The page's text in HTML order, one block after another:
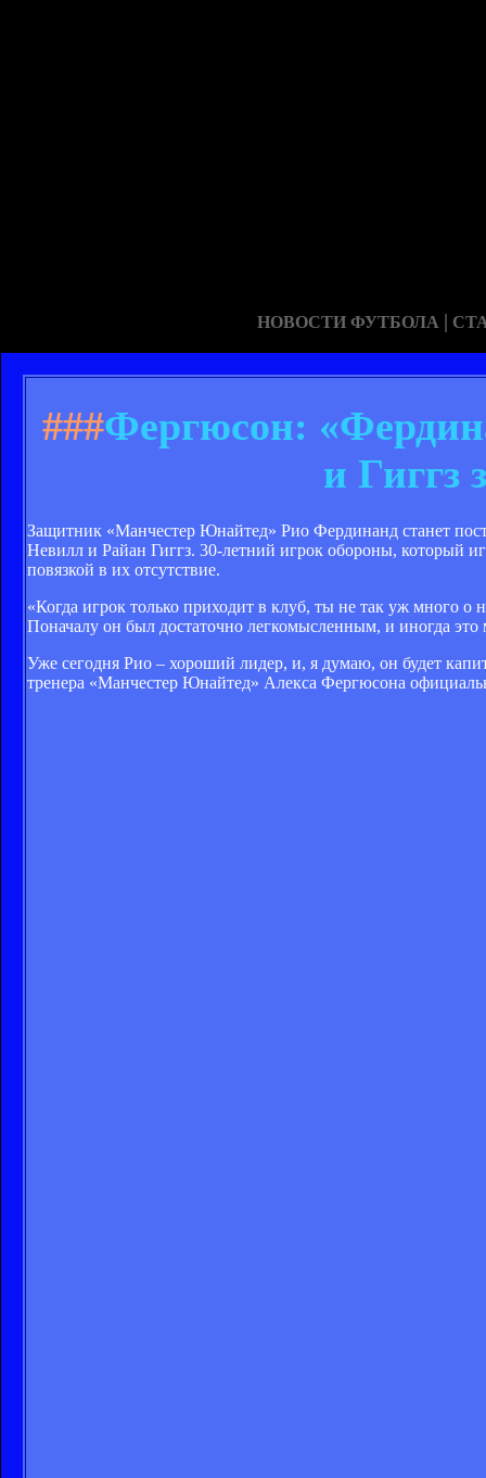
НОВОСТИ ФУТБОЛА |
###Фергюсон:
и Гиггз
Защитник «Манчестер Юнайтед» Рио Фердинанд станет
Невилл и Райан Гиггз. 30-летний игрок обороны, который
повязкой в их отсутствие.
«Когда игрок только приходит в клуб, ты не так уж много
Поначалу он был достаточно легкомысленным, и иногда
Уже сегодня Рио – хороший лидер, и, я думаю, он будет
тренера «Манчестер Юнайтед» Алекса Фергюсона